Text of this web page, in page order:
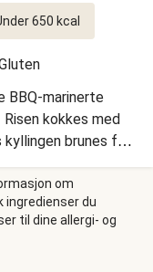
650 kcal
BBQ-marinerte
kokkes med
kyllingen brunes før
gulrot, squash,
herligheten
om
ingredienser du
til dine allergi- og